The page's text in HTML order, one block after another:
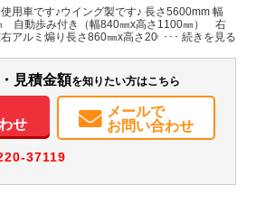
W:2,490
H:2,510
イール 電動格納ミラー ETC バックモニター
用車です♪ウイング製です♪ 長さ5600mm 幅
自動歩み付き（幅840㎜x高さ1100㎜） 右
アルミ煽り長さ860㎜x高さ200㎜ ウインチ
ク14対
見積金額を知りたい方はこちら
せ
メールで
お問い合わせ
37119